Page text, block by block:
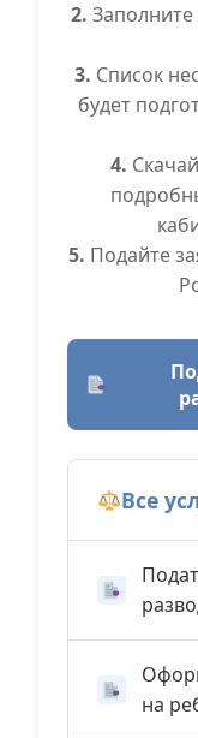
2.
3. Список
будет
4.
5. Подайте
Все
на